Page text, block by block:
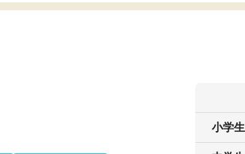
小学生